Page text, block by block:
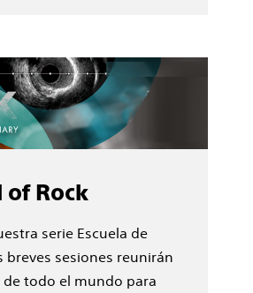
of Rock
serie Escuela de
breves sesiones reunirán
de todo el mundo para